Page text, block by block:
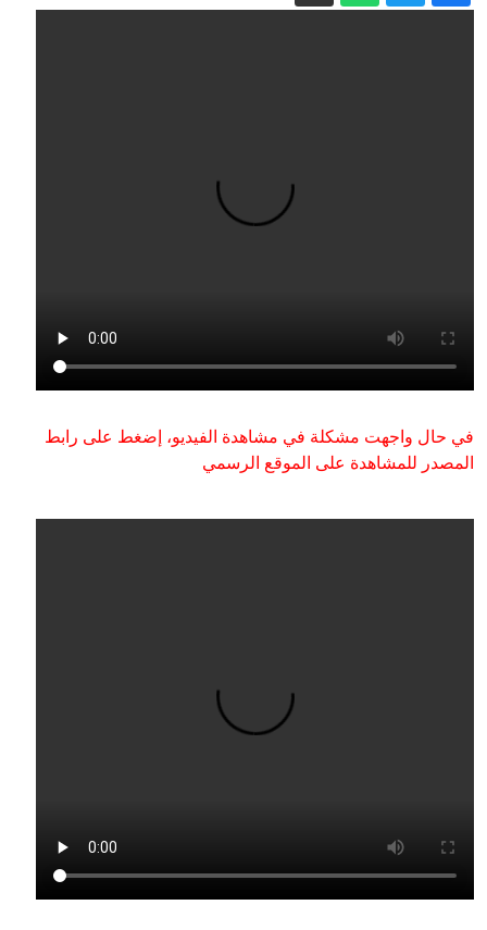
بالدفاع الجماعي (فيديو)
العراق يعلن تفكيك شبكة خططت لهجمات
إيران مباشر.. الحرس الثوري يشترط لفتح
هرمز والكشف عن مخطط لإدخال قوات
برية إلى طهران
في حال واجهت مشكلة في مشاهدة الفيديو، إضغط على رابط
المصدر للمشاهدة على الموقع الرسمي